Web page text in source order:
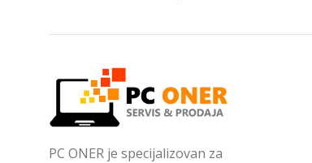
PC ONER je specijalizovan za